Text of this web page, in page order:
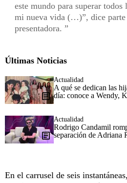
este mundo para superar todos
mi nueva vida (…)”, dice parte
presentadora.
Últimas Noticias
Actualidad
A qué se dedican las
día: conoce a Wendy,
Actualidad
Rodrigo Candamil
separación de Adriana
En el carrusel de seis instantáneas,